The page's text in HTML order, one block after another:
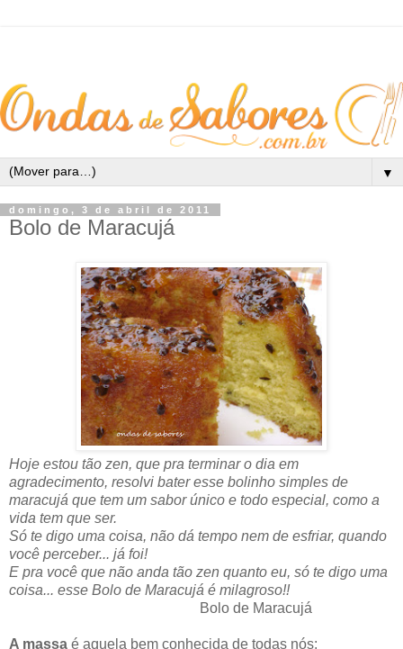
▼
domingo, 3 de abril de 2011
Bolo de Maracujá
Hoje estou tão zen, que pra terminar o dia em
agradecimento, resolvi bater esse bolinho simples de
maracujá que tem um sabor único e todo especial, como a
vida tem que ser.
Só te digo uma coisa, não dá tempo nem de esfriar, quando
você perceber... já foi!
E pra você que não anda tão zen quanto eu, só te digo uma
coisa... esse Bolo de Maracujá é milagroso!!
Bolo de Maracujá
A massa é aquela bem conhecida de todas nós: